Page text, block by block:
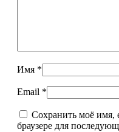
Имя *
Email *
Сохранить моё имя,
браузере для